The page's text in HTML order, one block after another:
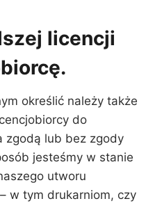
licencji
określić należy także
do
zgodą lub bez zgody
jesteśmy w stanie
utworu
w tym drukarniom, czy